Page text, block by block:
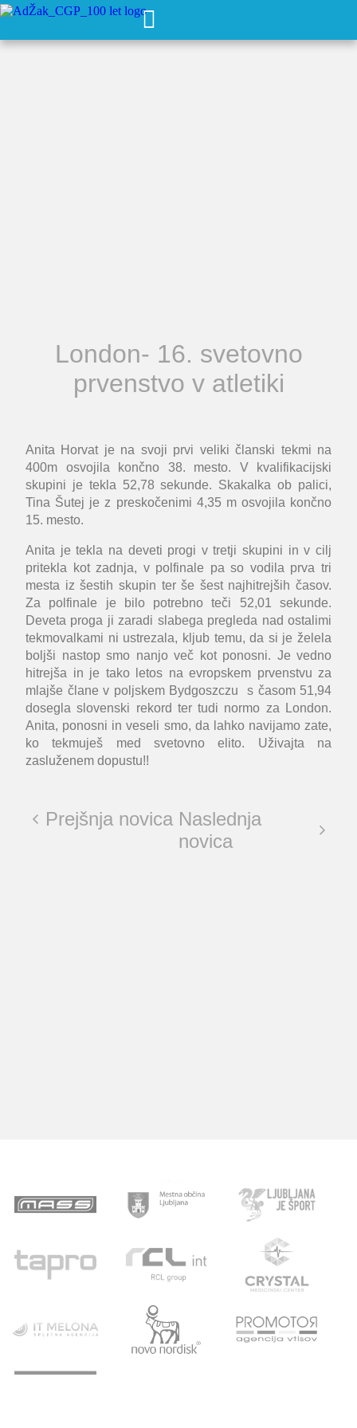
London- 16. svetovno
prvenstvo v atletiki
Anita Horvat je na svoji prvi veliki članski tekmi na
400m osvojila končno 38. mesto. V kvalifikacijski
skupini je tekla 52,78 sekunde. Skakalka ob palici,
Tina Šutej je z preskočenimi 4,35 m osvojila končno
15. mesto.
Anita je tekla na deveti progi v tretji skupini in v cilj
pritekla kot zadnja, v polfinale pa so vodila prva tri
mesta iz šestih skupin ter še šest najhitrejših časov.
Za polfinale je bilo potrebno teči 52,01 sekunde.
Deveta proga ji zaradi slabega pregleda nad ostalimi
tekmovalkami ni ustrezala, kljub temu, da si je želela
boljši nastop smo nanjo več kot ponosni. Je vedno
hitrejša in je tako letos na evropskem prvenstvu za
mlajše člane v poljskem Bydgoszczu s časom 51,94
dosegla slovenski rekord ter tudi normo za London.
Anita, ponosni in veseli smo, da lahko navijamo zate,
ko tekmuješ med svetovno elito. Uživajta na
zasluženem dopustu!!
Prejšnja novica Naslednja
novica